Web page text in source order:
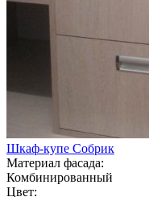
Шкаф-купе Собрик
Материал фасада:
Комбинированный
Цвет: